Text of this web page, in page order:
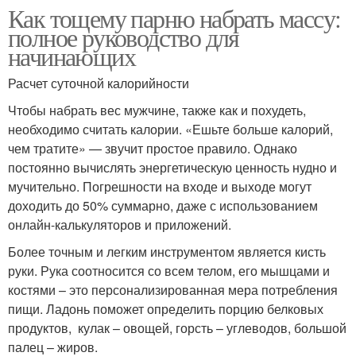
Как тощему парню набрать массу:
полное руководство для
начинающих
Расчет суточной калорийности
Чтобы набрать вес мужчине, также как и похудеть,
необходимо считать калории. «Ешьте больше калорий,
чем тратите» — звучит простое правило. Однако
постоянно вычислять энергетическую ценность нудно и
мучительно. Погрешности на входе и выходе могут
доходить до 50% суммарно, даже с использованием
онлайн-калькуляторов и приложений.
Более точным и легким инструментом является кисть
руки. Рука соотносится со всем телом, его мышцами и
костями – это персонализированная мера потребления
пищи. Ладонь поможет определить порцию белковых
продуктов, кулак – овощей, горсть – углеводов, большой
палец – жиров.